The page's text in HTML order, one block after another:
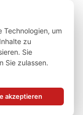
wir helfen bei der
Technologien, um
zu
Sie
Sie zulassen.
akzeptieren